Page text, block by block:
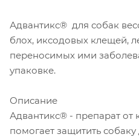
Адвантикс® для собак
блох, иксодовых клещей,
переносимых ими
упаковке.
Описание
Адвантикс® - препарат от
помогает защитить